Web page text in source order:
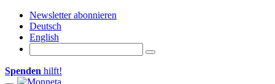
Newsletter abonnieren
Deutsch
English
Spenden hilft!